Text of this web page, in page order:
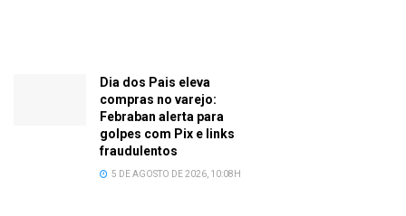
Dia dos Pais eleva
compras no varejo:
Febraban alerta para
golpes com Pix e links
fraudulentos
5 DE AGOSTO DE 2026, 10:08H